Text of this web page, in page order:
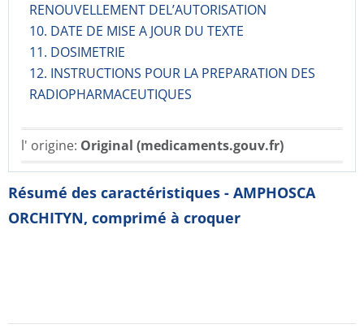
RENOUVELLEMENT DEL’AUTORISATION
10. DATE DE MISE A JOUR DU TEXTE
11. DOSIMETRIE
12. INSTRUCTIONS POUR LA PREPARATION DES
RADIOPHARMACE­UTIQUES
l' origine: Original (medicaments.gouv.fr)
Résumé des caractéristiques - AMPHOSCA
ORCHITYN, comprimé à croquer